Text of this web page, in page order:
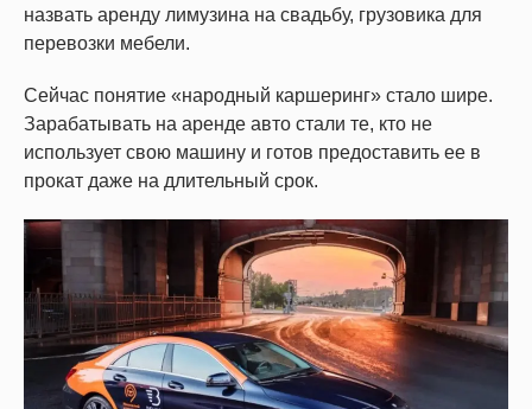
назвать аренду лимузина на свадьбу, грузовика для
перевозки мебели.
Сейчас понятие «народный каршеринг» стало шире.
Зарабатывать на аренде авто стали те, кто не
использует свою машину и готов предоставить ее в
прокат даже на длительный срок.